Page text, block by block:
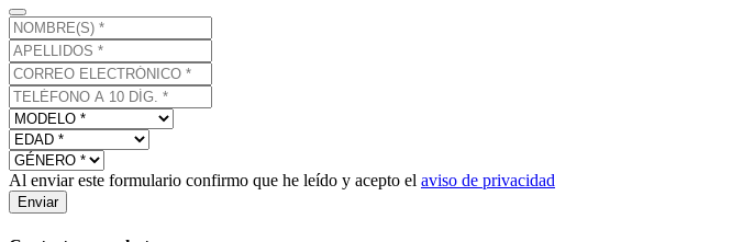
Al enviar este formulario confirmo que he leído y acepto el aviso de privacidad
Enviar